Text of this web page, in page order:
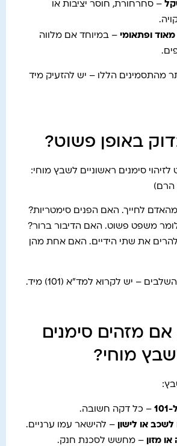
– סחרחורת, חוסר יציבות או
ופתאומי – במיוחד אם מלווה
מהתסמינים הללו – יש להזעיק מיד
באופן פשוט?
לזיהוי סימנים ראשוניים לשבץ מוחי:
הרם)
לחייך. האם הפנים סימטריות?
משפט פשוט. האם הדיבור ברור?
את שתי הידיים. האם אחת מהן
– יש לקרוא למד"א (101) מיד.
מזהים סימנים
מוחי?
– כל דקה חשובה.
או לישון – להישאר עמו ערניים.
מזון – מחשש לסכנת חנק.